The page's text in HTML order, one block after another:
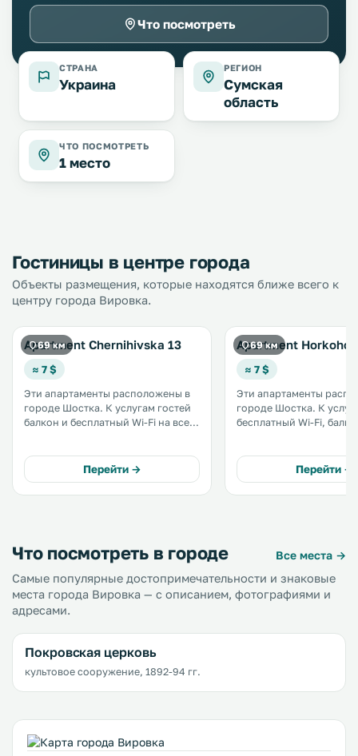
Что посмотреть
СТРАНА
Украина
РЕГИОН
Сумская
область
ЧТО ПОСМОТРЕТЬ
1 место
Гостиницы в центре города
Объекты размещения, которые находятся ближе всего к
центру города Вировка.
69 км
Apartment Chernihivska 13
≈ 7 $
Эти апартаменты расположены в
городе Шостка. К услугам гостей
балкон и бесплатный Wi-Fi на всей
Гостям этих апартаментов с
собственной кухней
предоставляются полотенца и
Перейти →
69 км
Apartment Horkoho
≈ 7 $
Эти апартаменты
городе Шостка. К услугам гостей
бесплатный Wi-Fi,
холодильником. Гостям
апартаментов «На
предоставляются
Перейти →
Что посмотреть в городе
Все места →
Самые популярные достопримечательности и знаковые
места города Вировка — с описанием, фотографиями и
адресами.
Покровская церковь
культовое сооружение, 1892-94 гг.